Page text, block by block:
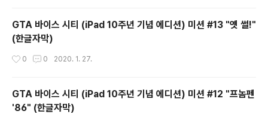
GTA 바이스 시티 (iPad 10주년 기념 에디션) 미션 #13 "옛 썰!"
(한글자막)
0 0 2020. 1. 27.
GTA 바이스 시티 (iPad 10주년 기념 에디션) 미션 #12 "프놈펜
'86" (한글자막)